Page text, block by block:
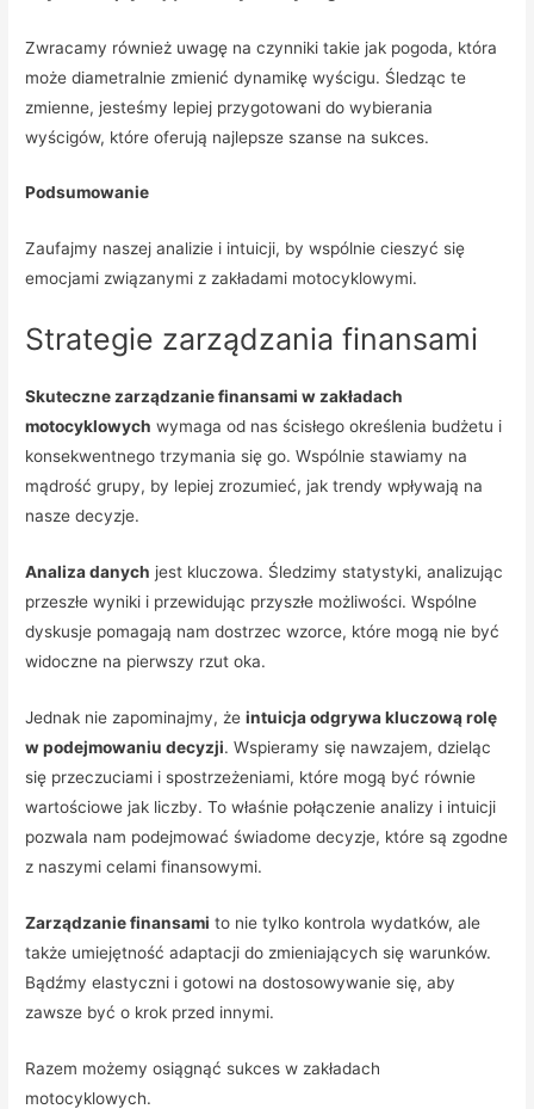
Zwracamy również uwagę na czynniki takie jak pogoda, która
może diametralnie zmienić dynamikę wyścigu. Śledząc te
zmienne, jesteśmy lepiej przygotowani do wybierania
wyścigów, które oferują najlepsze szanse na sukces.
Podsumowanie
Zaufajmy naszej analizie i intuicji, by wspólnie cieszyć się
emocjami związanymi z zakładami motocyklowymi.
Strategie zarządzania finansami
Skuteczne zarządzanie finansami w zakładach
motocyklowych wymaga od nas ścisłego określenia budżetu i
konsekwentnego trzymania się go. Wspólnie stawiamy na
mądrość grupy, by lepiej zrozumieć, jak trendy wpływają na
nasze decyzje.
Analiza danych jest kluczowa. Śledzimy statystyki, analizując
przeszłe wyniki i przewidując przyszłe możliwości. Wspólne
dyskusje pomagają nam dostrzec wzorce, które mogą nie być
widoczne na pierwszy rzut oka.
Jednak nie zapominajmy, żeintuicja odgrywa kluczową rolę
w podejmowaniu decyzji. Wspieramy się nawzajem, dzieląc
się przeczuciami i spostrzeżeniami, które mogą być równie
wartościowe jak liczby. To właśnie połączenie analizy i intuicji
pozwala nam podejmować świadome decyzje, które są zgodne
z naszymi celami finansowymi.
Zarządzanie finansami to nie tylko kontrola wydatków, ale
także umiejętność adaptacji do zmieniających się warunków.
Bądźmy elastyczni i gotowi na dostosowywanie się, aby
zawsze być o krok przed innymi.
Razem możemy osiągnąć sukces w zakładach
motocyklowych.